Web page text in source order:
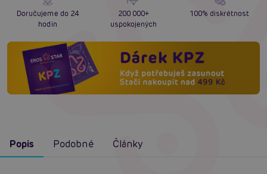
Doručujeme do 24
hodin
200 000+
uspokojených
100% diskrétnost
Popis Podobné Články